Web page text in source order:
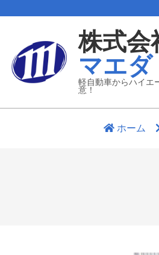
株式会
マエダ
軽自動車からハイエ
意！
ホーム